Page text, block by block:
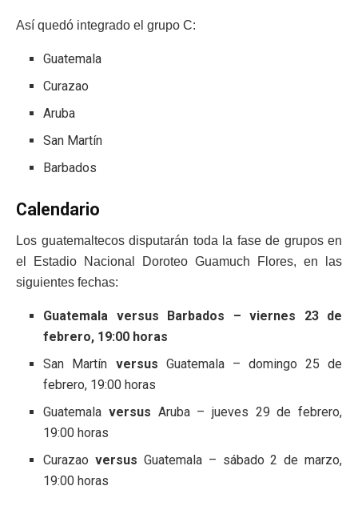
Así quedó integrado el grupo C:
Guatemala
Curazao
Aruba
San Martín
Barbados
Calendario
Los guatemaltecos disputarán toda la fase de grupos en
el Estadio Nacional Doroteo Guamuch Flores, en las
siguientes fechas:
Guatemala versus Barbados – viernes 23 de
febrero, 19:00 horas
San Martín versus Guatemala – domingo 25 de
febrero, 19:00 horas
Guatemala versus Aruba – jueves 29 de febrero,
19:00 horas
Curazaoversus Guatemala – sábado 2 de marzo,
19:00 horas